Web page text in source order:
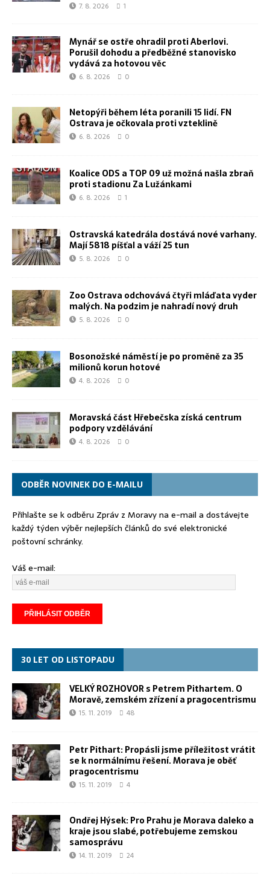
7. 8. 2026 1
Mynář se ostře ohradil proti Aberlovi.
Porušil dohodu a předběžné stanovisko
vydává za hotovou věc
6. 8. 2026 0
Netopýři během léta poranili 15 lidí. FN
Ostrava je očkovala proti vzteklině
6. 8. 2026 0
Koalice ODS a TOP 09 už možná našla zbraň
proti stadionu Za Lužánkami
6. 8. 2026 1
Ostravská katedrála dostává nové varhany.
Mají 5818 píšťal a váží 25 tun
5. 8. 2026 0
Zoo Ostrava odchovává čtyři mláďata vyder
malých. Na podzim je nahradí nový druh
5. 8. 2026 0
Bosonožské náměstí je po proměně za 35
milionů korun hotové
4. 8. 2026 0
Moravská část Hřebečska získá centrum
podpory vzdělávání
4. 8. 2026 0
ODBĚR NOVINEK DO E-MAILU
Přihlašte se k odběru Zpráv z Moravy na e-mail a dostávejte
každý týden výběr nejlepších článků do své elektronické
poštovní schránky.
Váš e-mail:
30 LET OD LISTOPADU
VELKÝ ROZHOVOR s Petrem Pithartem. O
Moravě, zemském zřízení a pragocentrismu
15. 11. 2019 48
Petr Pithart: Propásli jsme příležitost vrátit
se k normálnímu řešení. Morava je oběť
pragocentrismu
15. 11. 2019 4
Ondřej Hýsek: Pro Prahu je Morava daleko a
kraje jsou slabé, potřebujeme zemskou
samosprávu
14. 11. 2019 24